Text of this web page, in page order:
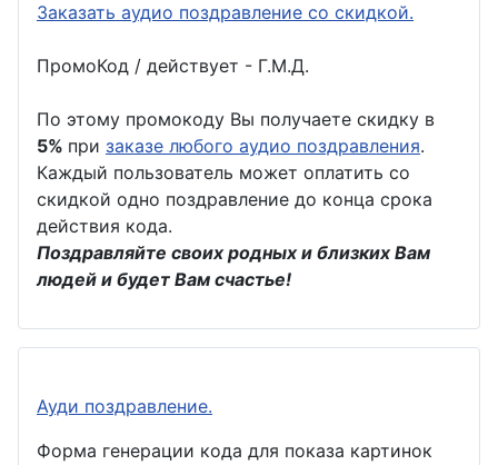
Заказать аудио поздравление со скидкой.
ПромоКод / действует - Г.М.Д.
По этому промокоду Вы получаете скидку в
5% при заказе любого аудио поздравления.
Каждый пользователь может оплатить со
скидкой одно поздравление до конца срока
действия кода.
Поздравляйте своих родных и близких Вам
людей и будет Вам счастье!
Ауди поздравление.
Форма генерации кода для показа картинок